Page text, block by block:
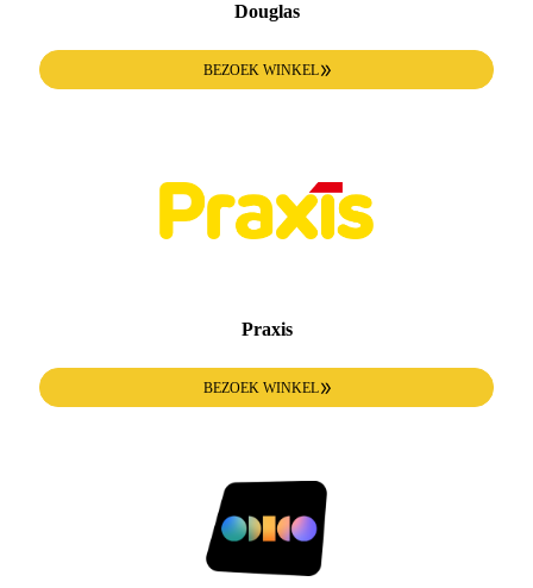
Douglas
BEZOEK WINKEL
Praxis
BEZOEK WINKEL